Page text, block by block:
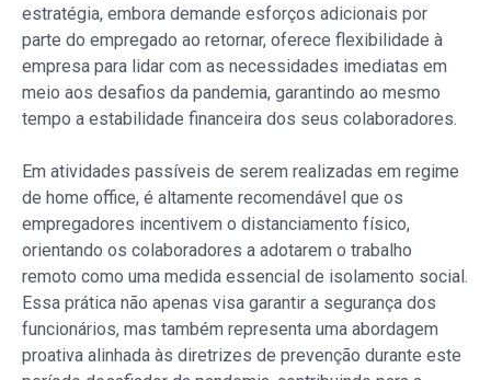
estratégia, embora demande esforços adicionais por
parte do empregado ao retornar, oferece flexibilidade à
empresa para lidar com as necessidades imediatas em
meio aos desafios da pandemia, garantindo ao mesmo
tempo a estabilidade financeira dos seus colaboradores.
Em atividades passíveis de serem realizadas em regime
de home office, é altamente recomendável que os
empregadores incentivem o distanciamento físico,
orientando os colaboradores a adotarem o trabalho
remoto como uma medida essencial de isolamento social.
Essa prática não apenas visa garantir a segurança dos
funcionários, mas também representa uma abordagem
proativa alinhada às diretrizes de prevenção durante este